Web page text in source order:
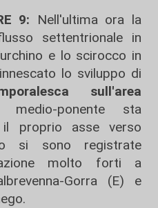
9: Nell'ultima ora la
settentrionale in
e lo scirocco in
lo sviluppo di
sull'area
ponente sta
il proprio asse verso
si sono registrate
molto forti a
Gorra (E) e